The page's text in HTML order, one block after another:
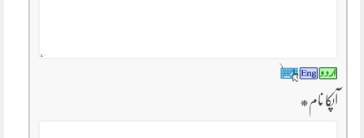
آپکا نام*